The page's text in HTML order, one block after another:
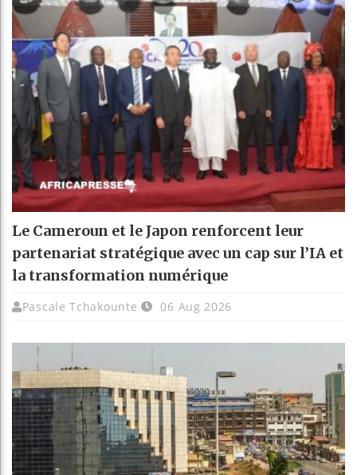
Le Cameroun et le Japon renforcent leur
partenariat stratégique avec un cap sur l’IA et
la transformation numérique
Pascale Tchakounte 06 Aug 2026